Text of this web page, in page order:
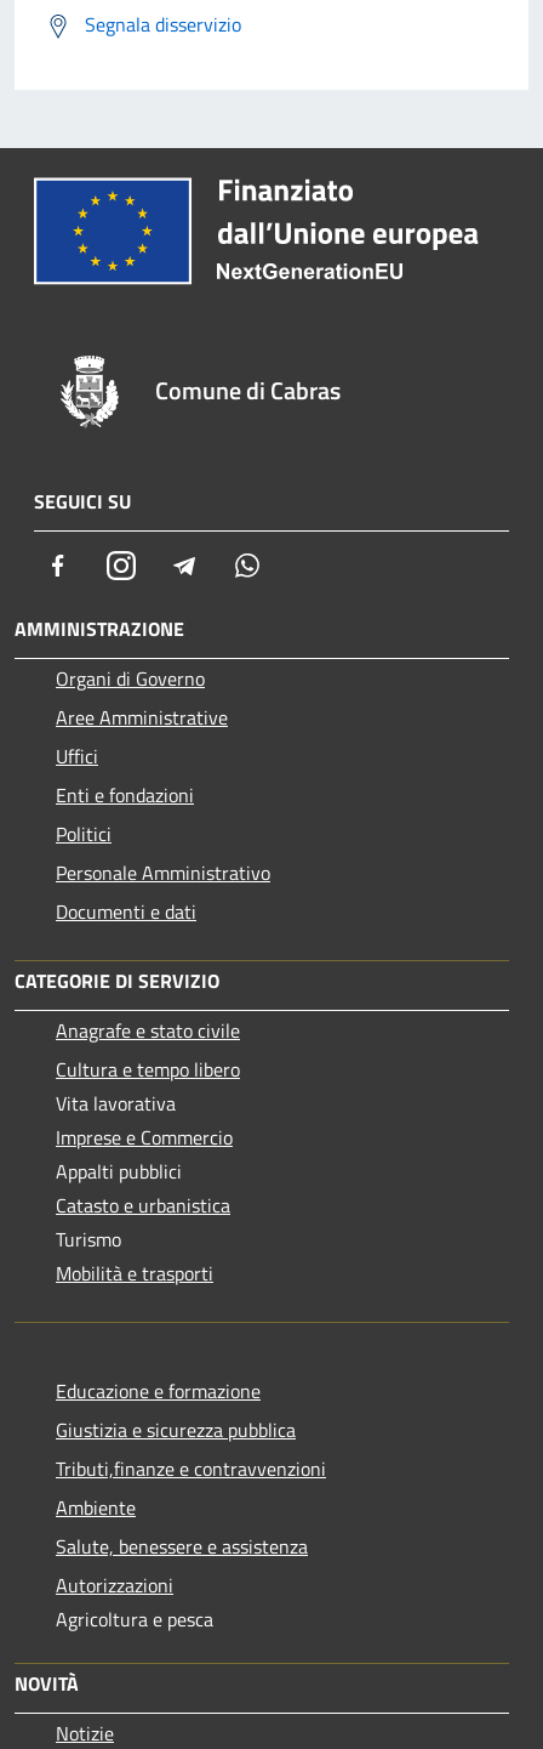
Segnala disservizio
Comune di Cabras
SEGUICI SU
FacebookInstagram Telegram
AMMINISTRAZIONE
Organi di Governo
Aree Amministrative
Uffici
Enti e fondazioni
Politici
Personale Amministrativo
Documenti e dati
CATEGORIE DI SERVIZIO
Anagrafe e stato civile
Cultura e tempo libero
Vita lavorativa
Imprese e Commercio
Appalti pubblici
Catasto e urbanistica
Turismo
Mobilità e trasporti
Educazione e formazione
Giustizia e sicurezza pubblica
Tributi,finanze e contravvenzioni
Ambiente
Salute, benessere e assistenza
Autorizzazioni
Agricoltura e pesca
NOVITÀ
Notizie